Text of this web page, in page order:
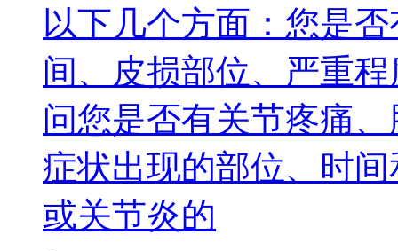
以下几个方面：您是
间、皮损部位、严重
问您是否有关节疼痛
症状出现的部位、时
或关节炎的